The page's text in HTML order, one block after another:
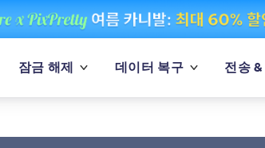
잠금 해제 데이터 복구 전송 &